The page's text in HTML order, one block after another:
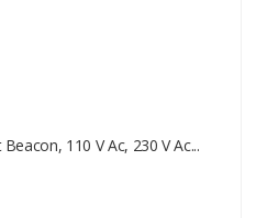
110 V Ac, 230 V Ac...